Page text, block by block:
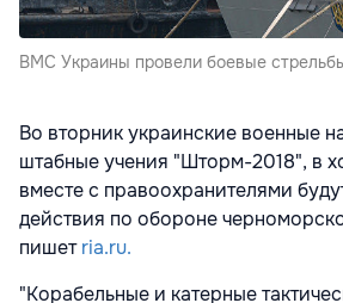
ВМС Украины провели боевые
Во вторник украинские военные
штабные учения "Шторм-2018", в
вместе с правоохранителями
действия по обороне
пишетria.ru.
"Корабельные и катерные